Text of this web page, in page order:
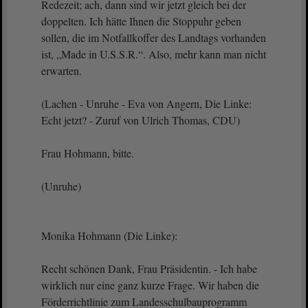
Redezeit; ach, dann sind wir jetzt gleich bei der
doppelten. Ich hätte Ihnen die Stoppuhr geben
sollen, die im Notfallkoffer des Landtags vorhanden
ist, „Made in U.S.S.R.“. Also, mehr kann man nicht
erwarten.
(Lachen - Unruhe - Eva von Angern, Die Linke:
Echt jetzt? - Zuruf von Ulrich Thomas, CDU)
Frau Hohmann, bitte.
(Unruhe)
Monika Hohmann (Die Linke):
Recht schönen Dank, Frau Präsidentin. - Ich habe
wirklich nur eine ganz kurze Frage. Wir haben die
Förderrichtlinie zum Landesschulbauprogramm